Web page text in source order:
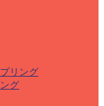
リング
グ